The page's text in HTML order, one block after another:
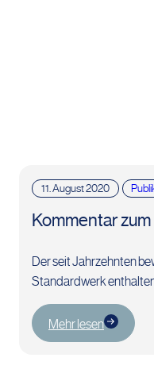
11. August 2020
Kommentar
Der seit Jahrzehnten
Standardwerk
Mehr lesen